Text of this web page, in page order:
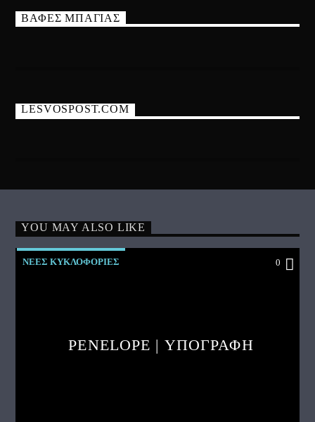
ΒΑΦΕΣ ΜΠΑΓΙΑΣ
LESVOSPOST.COM
YOU MAY ALSO LIKE
ΝΕΕΣ ΚΥΚΛΟΦΟΡΙΕΣ 0
PENELOPE | ΥΠΟΓΡΑΦΗ